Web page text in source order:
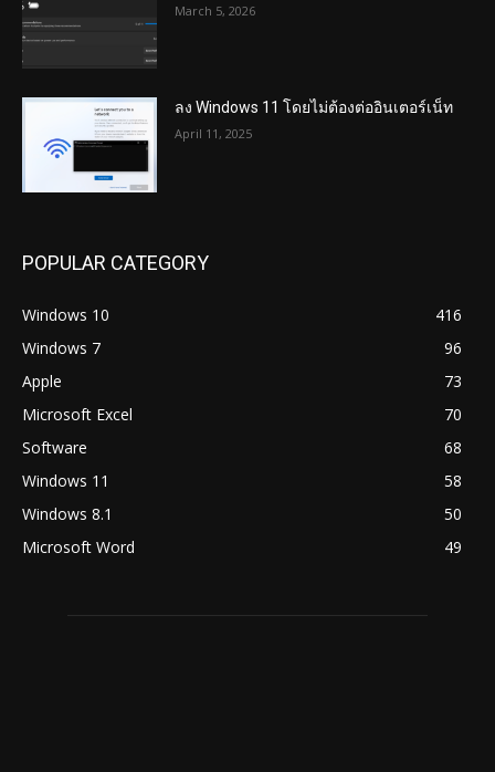
March 5, 2026
ลง Windows 11 โดยไม่ต้องต่ออินเตอร์เน็ท
April 11, 2025
POPULAR CATEGORY
Windows 10
416
Windows 7
96
Apple
73
Microsoft Excel
70
Software
68
Windows 11
58
Windows 8.1
50
Microsoft Word
49